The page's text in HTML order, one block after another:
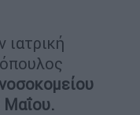
ιατρική
Μαΐου.